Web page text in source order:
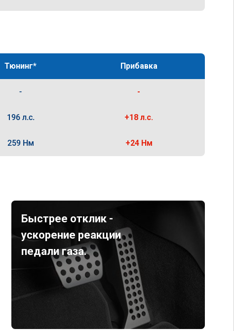
Тюнинг* Прибавка
- -
196 л.с. +18 л.с.
259 Нм +24 Нм
Быстрее отклик -
ускорение реакции
педали газа.